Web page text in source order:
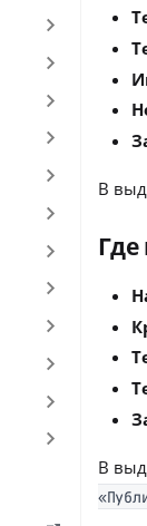
В
Где
В